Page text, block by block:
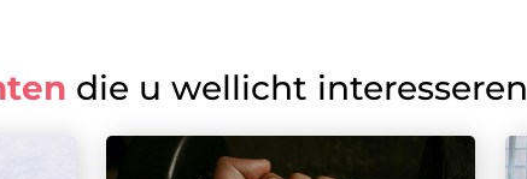
die u wellicht interesseren